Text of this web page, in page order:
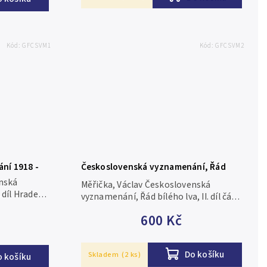
1918 -
košíku
Hradec
přebal
Kód: GFCSVM1
Československá vyznamenání, Řád
bílého lva
600 Kč
Do košíku
Měřička, Václav Československá
vyznamenání, Řád bílého lva, II. díl část
vyobrazení, brožované
Skladem (2 ks)
Kód: GFCSVM2